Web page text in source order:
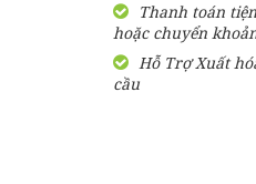
Thanh toán
hoặc chuyển
Hỗ Trợ Xuất
cầu